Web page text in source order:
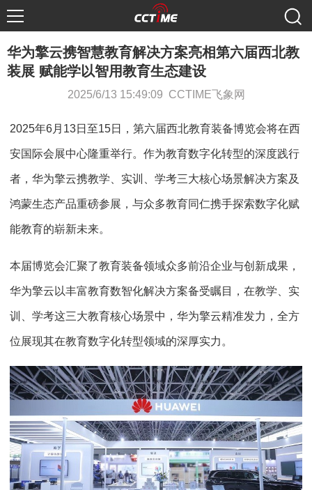
华为擎云携智慧教育解决方案亮相第六届西北教
装展 赋能学以智用教育生态建设
2025/6/13 15:49:09 CCTIME飞象网
2025年6月13日至15日，第六届西北教育装备博览会将在西
安国际会展中心隆重举行。作为教育数字化转型的深度践行
者，华为擎云携教学、实训、学考三大核心场景解决方案及
鸿蒙生态产品重磅参展，与众多教育同仁携手探索数字化赋
能教育的崭新未来。
本届博览会汇聚了教育装备领域众多前沿企业与创新成果，
华为擎云以丰富教育数智化解决方案备受瞩目，在教学、实
训、学考这三大教育核心场景中，华为擎云精准发力，全方
位展现其在教育数字化转型领域的深厚实力。